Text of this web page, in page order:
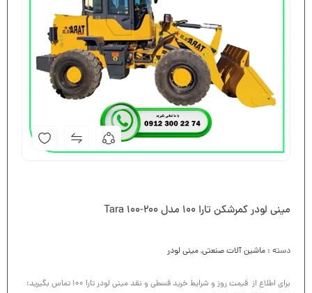
مینی لودر کمرشکن تارا ۱۰۰ مدل Tara 100-200
دسته : ماشین آلات صنعتی,مینی لودر
برای اطلاع از قیمت روز و شرایط خرید قسطی و نقد مینی لودر تارا 100 تماس بگیرید: